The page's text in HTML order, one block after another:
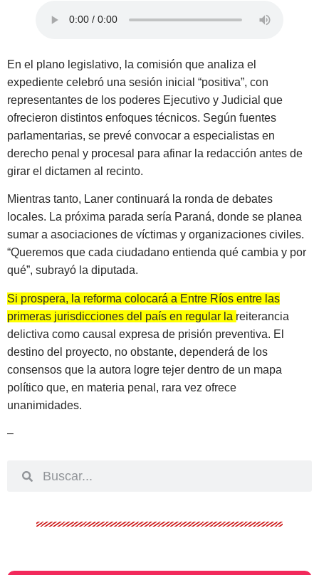
En el plano legislativo, la comisión que analiza el
expediente celebró una sesión inicial “positiva”, con
representantes de los poderes Ejecutivo y Judicial que
ofrecieron distintos enfoques técnicos. Según fuentes
parlamentarias, se prevé convocar a especialistas en
derecho penal y procesal para afinar la redacción antes de
girar el dictamen al recinto.
Mientras tanto, Laner continuará la ronda de debates
locales. La próxima parada sería Paraná, donde se planea
sumar a asociaciones de víctimas y organizaciones civiles.
“Queremos que cada ciudadano entienda qué cambia y por
qué”, subrayó la diputada.
Si prospera, la reforma colocará a Entre Ríos entre las
primeras jurisdicciones del país en regular la reiterancia
delictiva como causal expresa de prisión preventiva. El
destino del proyecto, no obstante, dependerá de los
consensos que la autora logre tejer dentro de un mapa
político que, en materia penal, rara vez ofrece
unanimidades.
–